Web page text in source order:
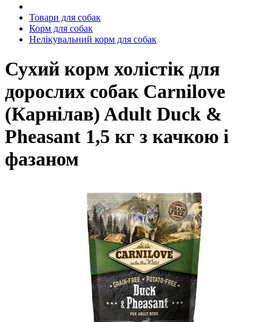
Товари для собак
Корм для собак
Нелікувальний корм для собак
Сухий корм холістік для
дорослих собак Carnilove
(Карнілав) Adult Duck &
Pheasant 1,5 кг з качкою і
фазаном